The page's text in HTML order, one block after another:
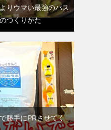
りウマい最強のパス
つくりかた
勝手にPRさせてく